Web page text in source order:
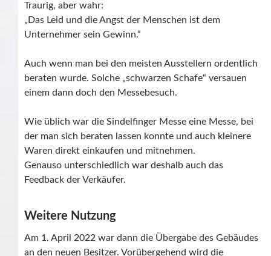
Traurig, aber wahr:
„Das Leid und die Angst der Menschen ist dem
Unternehmer sein Gewinn.“
Auch wenn man bei den meisten Ausstellern ordentlich
beraten wurde. Solche „schwarzen Schafe“ versauen
einem dann doch den Messebesuch.
Wie üblich war die Sindelfinger Messe eine Messe, bei
der man sich beraten lassen konnte und auch kleinere
Waren direkt einkaufen und mitnehmen.
Genauso unterschiedlich war deshalb auch das
Feedback der Verkäufer.
Weitere Nutzung
Am 1. April 2022 war dann die Übergabe des Gebäudes
an den neuen Besitzer. Vorübergehend wird die